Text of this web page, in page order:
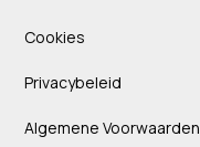
Cookies
Privacybeleid
Algemene Voorwaarden